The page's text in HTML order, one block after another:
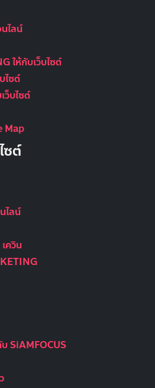
ไลน์
ให้กับเว็บไซต์
ไซต์
ว็บไซต์
Map
ซต์
ไลน์
ควิน
SiAMFOCUS